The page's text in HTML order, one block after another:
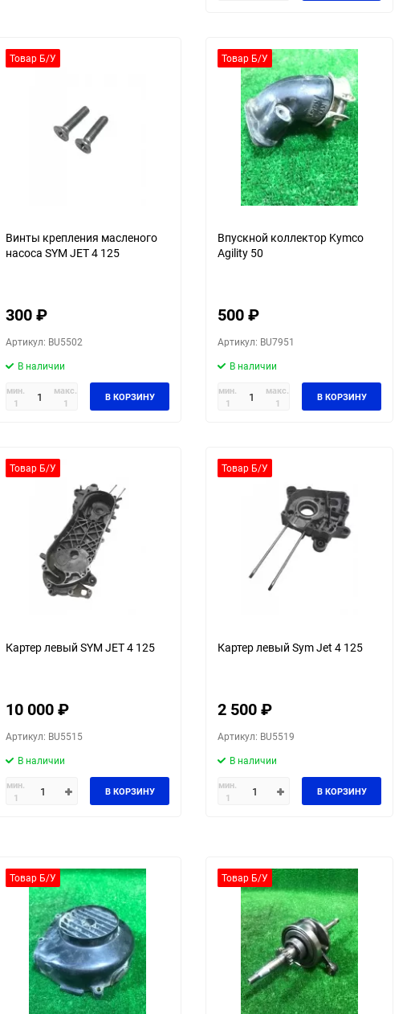
Товар Б/У
Винты крепления масленого
насоса SYM JET 4 125
300₽
Артикул: BU5502
В наличии
мин.
1
макс.
1
В КОРЗИНУ
Товар Б/У
Впускной коллектор Kymco
Agility 50
500₽
Артикул: BU7951
В наличии
мин.
1
макс.
1
В КОРЗИНУ
Товар Б/У
Картер левый SYM JET 4 125
10 000₽
Артикул: BU5515
В наличии
мин.
1
В КОРЗИНУ
Товар Б/У
Картер левый Sym Jet 4 125
2 500₽
Артикул: BU5519
В наличии
мин.
1
В КОРЗИНУ
Товар Б/У Товар Б/У